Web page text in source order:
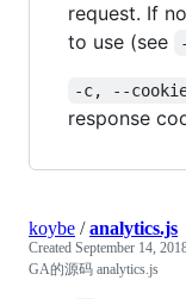
request. If no
to use (see
-c, --
response
koybe /analytics.js
Created September 14,
GA的源码 analytics.js